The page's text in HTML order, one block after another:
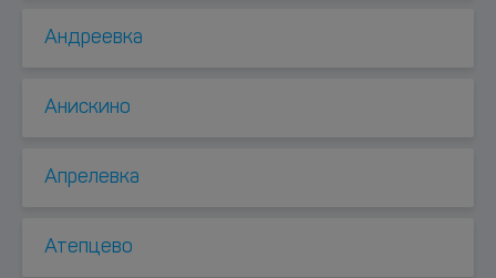
Андреевка
Анискино
Апрелевка
Атепцево